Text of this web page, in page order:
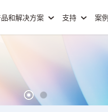
品和解决方案 支持 案例